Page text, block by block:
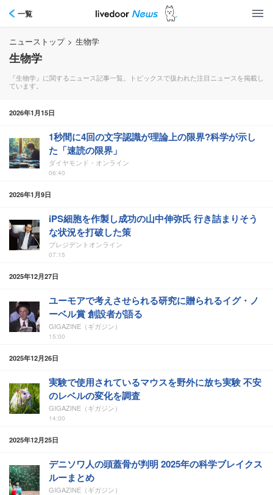
一覧
ニューストップ > 生物学
生物学
『生物学』に関するニュース記事一覧。トピックスで扱われた注目ニュースを掲載し
ています。
2026年1月15日
1秒間に4回の文字認識が理論上の限界?科学が示し
た「速読の限界」
ダイヤモンド・オンライン
06:40
2026年1月9日
iPS細胞を作製し成功の山中伸弥氏 行き詰まりそう
な状況を打破した策
プレジデントオンライン
07:15
2025年12月27日
ユーモアで考えさせられる研究に贈られるイグ・ノ
ーベル賞 創設者が語る
GIGAZINE（ギガジン）
15:00
2025年12月26日
実験で使用されているマウスを野外に放ち実験 不安
のレベルの変化を調査
GIGAZINE（ギガジン）
14:00
2025年12月25日
デニソワ人の頭蓋骨が判明 2025年の科学ブレイクス
ルーまとめ
GIGAZINE（ギガジン）